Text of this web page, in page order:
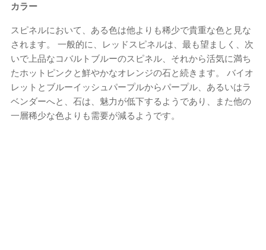
カラー
スピネルにおいて、ある色は他よりも稀少で貴重な色と見な
されます。 一般的に、レッドスピネルは、最も望ましく、次
いで上品なコバルトブルーのスピネル、それから活気に満ち
たホットピンクと鮮やかなオレンジの石と続きます。 バイオ
レットとブルーイッシュパープルからパープル、あるいはラ
ベンダーへと、石は、魅力が低下するようであり、また他の
一層稀少な色よりも需要が減るようです。